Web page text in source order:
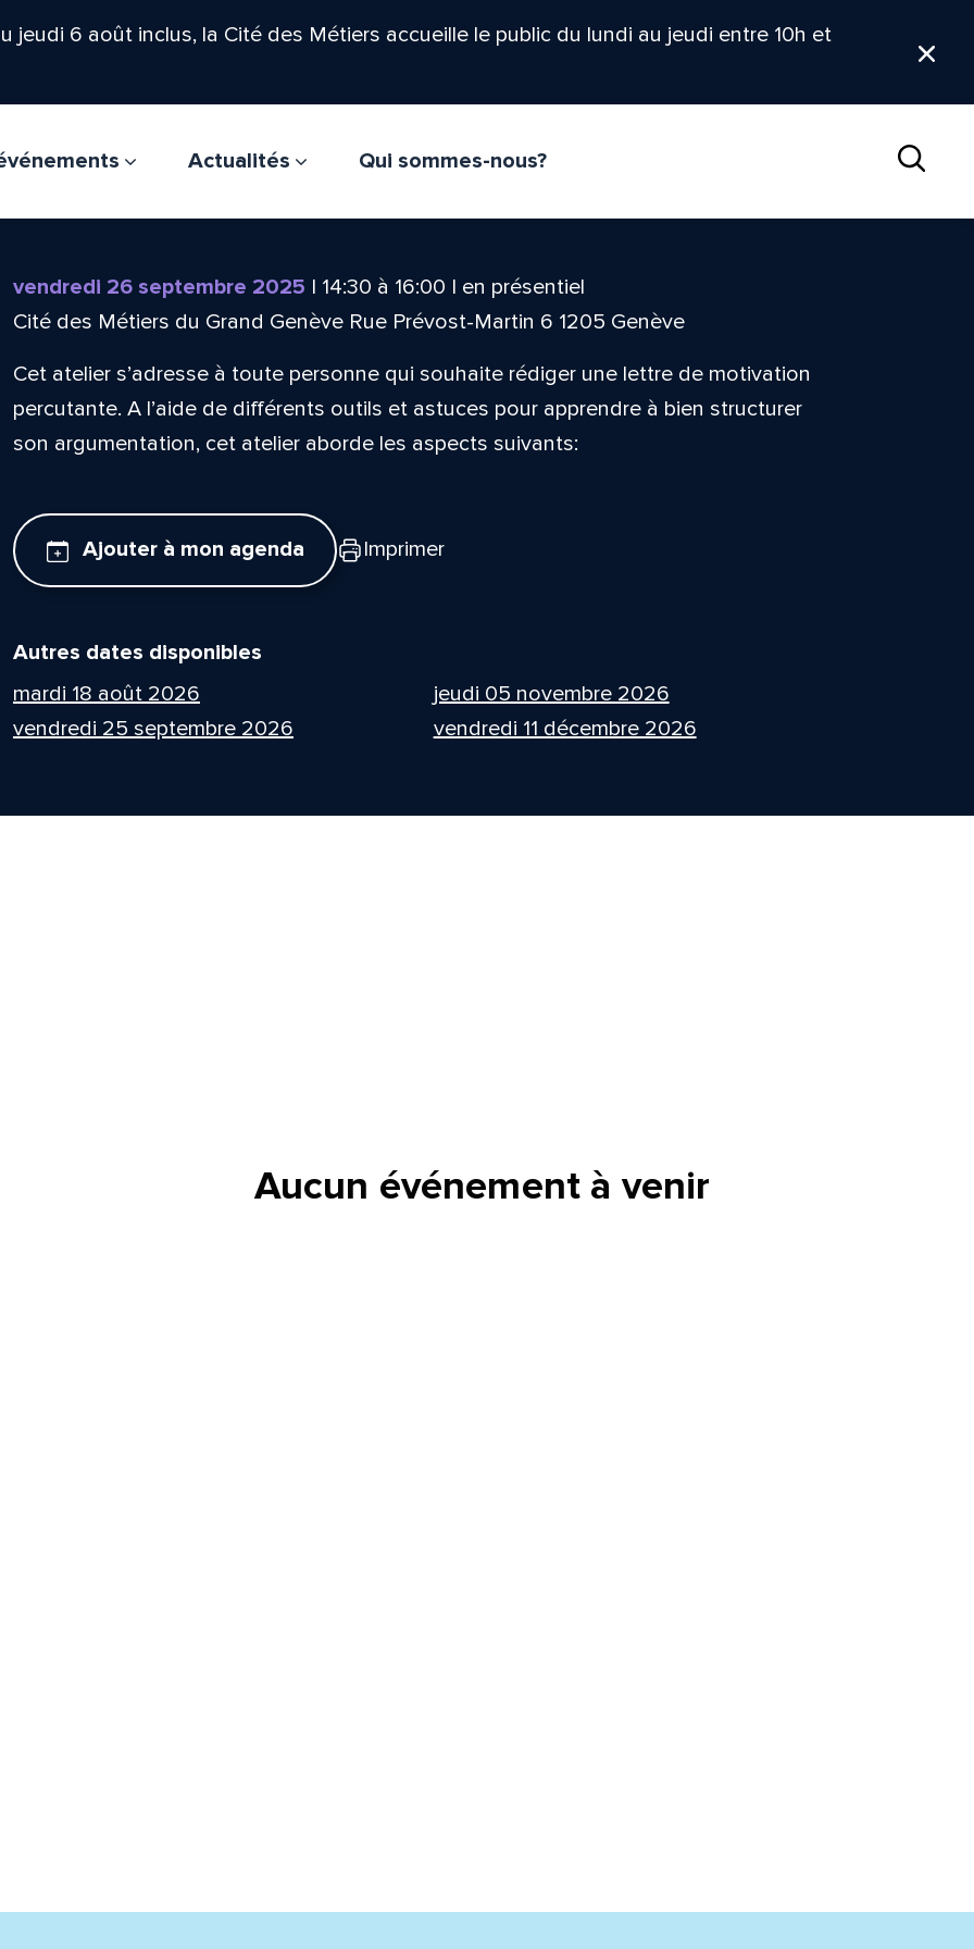
6 août inclus, la Cité des Métiers accueille le public du lundi au jeudi entre 10h et
Actualités
Qui sommes-nous?
vendredi 26 septembre 2025 | 14:30 à 16:00 | en présentiel
Cité des Métiers du Grand Genève Rue Prévost-Martin 6 1205 Genève
Cet atelier s’adresse à toute personne qui souhaite rédiger une lettre de motivation
percutante. A l’aide de différents outils et astuces pour apprendre à bien structurer
son argumentation, cet atelier aborde les aspects suivants:
Ajouter à mon agenda Imprimer
Autres dates disponibles
mardi 18 août 2026
vendredi 25 septembre 2026
jeudi 05 novembre 2026
vendredi 11 décembre 2026
Aucun événement à venir